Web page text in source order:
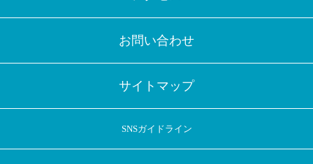
お問い合わせ
サイトマップ
SNSガイドライン